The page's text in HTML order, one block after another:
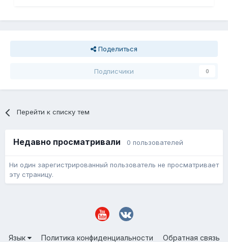
Поделиться
Подписчики 0
Перейти к списку тем
Недавно просматривали 0 пользователей
Ни один зарегистрированный пользователь не просматривает
эту страницу.
Язык Политика конфиденциальности Обратная связь